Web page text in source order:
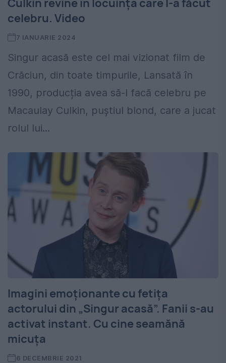
Culkin revine în locuința care l-a făcut
celebru. Video
7 IANUARIE 2024
Singur acasă este cel mai vizionat film de
Crăciun, din toate timpurile, Lansată în
1990, producția avea să-l facă celebru pe
Macaulay Culkin, puștiul blond, care a jucat
rolul lui...
Imagini emoționante cu fetița
actorului din „Singur acasă”. Fanii s-au
activat instant. Cu cine seamănă
micuța
6 DECEMBRIE 2021